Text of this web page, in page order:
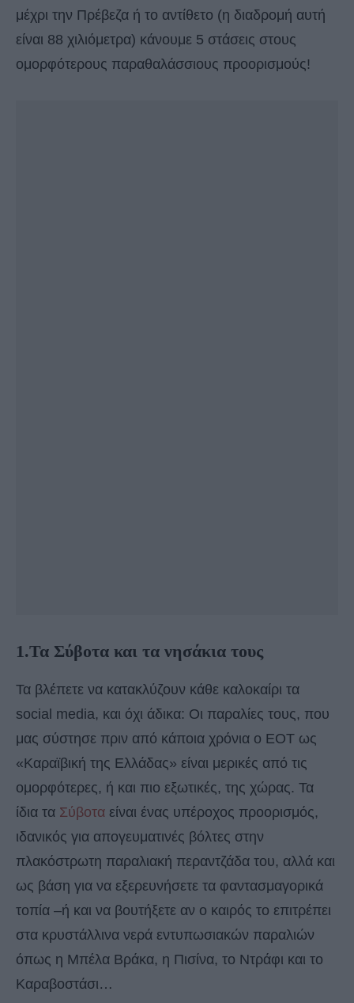
μέχρι την Πρέβεζα ή το αντίθετο (η διαδρομή αυτή
είναι 88 χιλιόμετρα) κάνουμε 5 στάσεις στους
ομορφότερους παραθαλάσσιους προορισμούς!
1.Τα Σύβοτα και τα νησάκια τους
Τα βλέπετε να κατακλύζουν κάθε καλοκαίρι τα
social media, και όχι άδικα: Οι παραλίες τους, που
μας σύστησε πριν από κάποια χρόνια ο ΕΟΤ ως
«Καραϊβική της Ελλάδας» είναι μερικές από τις
ομορφότερες, ή και πιο εξωτικές, της χώρας. Τα
ίδια τα Σύβοτα είναι ένας υπέροχος προορισμός,
ιδανικός για απογευματινές βόλτες στην
πλακόστρωτη παραλιακή περαντζάδα του, αλλά και
ως βάση για να εξερευνήσετε τα φαντασμαγορικά
τοπία –ή και να βουτήξετε αν ο καιρός το επιτρέπει
στα κρυστάλλινα νερά εντυπωσιακών παραλιών
όπως η Μπέλα Βράκα, η Πισίνα, το Ντράφι και το
Καραβοστάσι…